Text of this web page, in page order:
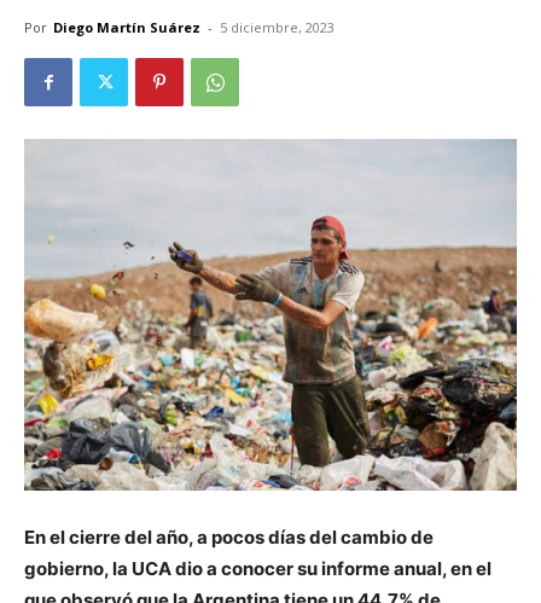
Por Diego Martín Suárez - 5 diciembre, 2023
En el cierre del año, a pocos días del cambio de
gobierno, la UCA dio a conocer su informe anual, en el